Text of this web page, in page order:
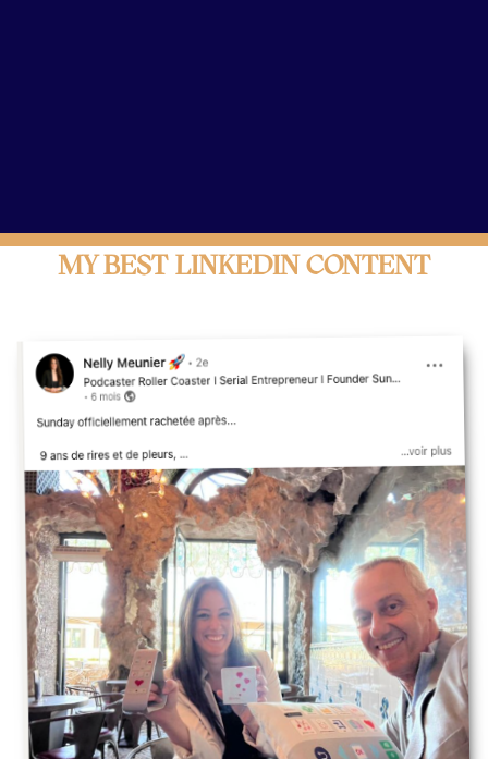
MY BEST LINKEDIN CONTENT